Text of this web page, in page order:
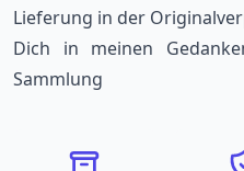
Lieferung in der
Dich in meinen
Sammlung